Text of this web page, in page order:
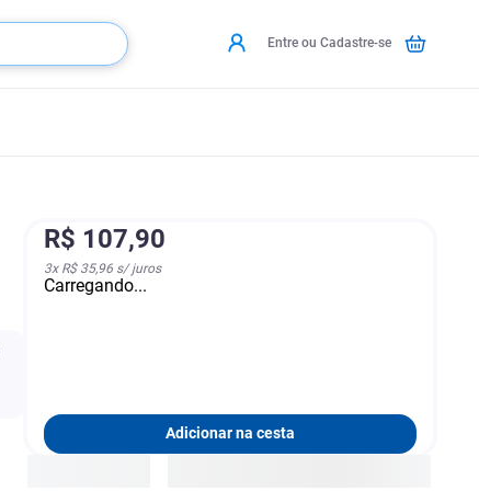
Entre ou Cadastre-se
R$ 107,90
3x R$ 35,96 s/ juros
Carregando...
Adicionar na cesta